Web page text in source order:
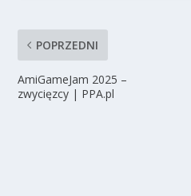
POPRZEDNI
AmiGameJam 2025 –
zwycięzcy | PPA.pl